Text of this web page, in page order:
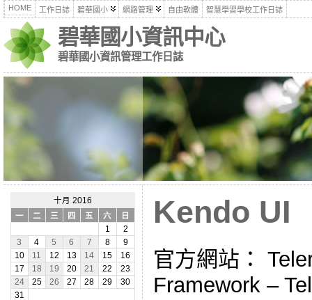
HOME 工作日誌 碧華國小 網路管理 自由軟體 智慧學習學校工作日誌
碧華國小資訊中心
碧華國小資訊管理工作日誌
十月 2016
一
二 三 四 五 六
日
1
2
3
4 5 6 7 8
9
10
11 12 13 14 15
16
17
18 19 20 21 22
23
24
25 26 27 28 29
30
31
Kendo UI
官方網站：
Framework –